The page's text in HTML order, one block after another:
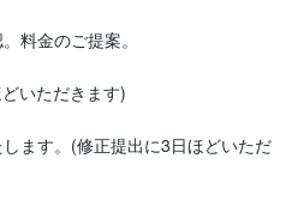
料金のご提案。
いただきます)
ます。(修正提出に3日ほどいただ